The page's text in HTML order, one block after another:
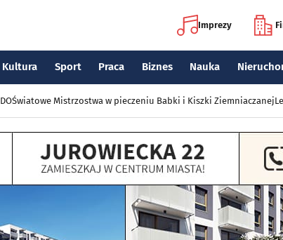
Imprezy
Kultura Sport Praca Biznes Nauka
Światowe Mistrzostwa w pieczeniu Babki i Kiszki Ziemniaczanej